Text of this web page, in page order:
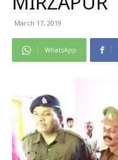
March 17, 2019
WhatsApp